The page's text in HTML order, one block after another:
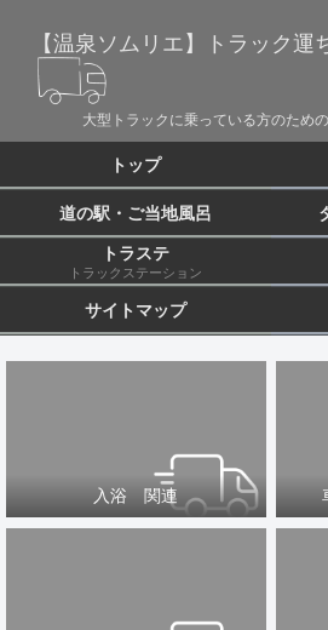
【温泉ソムリエ】トラック
大型トラックに乗っている方のため
トップ
道の駅・ご当地風呂
トラステ
トラックステーション
サイトマップ
入浴 関連